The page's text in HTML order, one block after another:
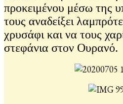
προκειμένου μέσω της
τους αναδείξει
χρυσάφι και να τους
στεφάνια στον Ουρανό.